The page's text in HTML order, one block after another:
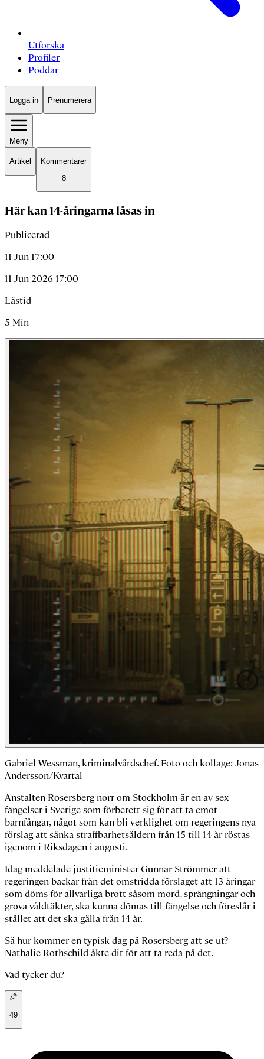
Utforska
Profiler
Poddar
Logga in Prenumerera
Meny
Artikel
Kommentarer
8
Här kan 14-åringarna låsas in
Publicerad
11 Jun 17:00
11 Jun 2026 17:00
Lästid
5 Min
Gabriel Wessman, kriminalvårdschef. Foto och kollage: Jonas
Andersson/Kvartal
Anstalten Rosersberg norr om Stockholm är en av sex
fängelser i Sverige som förberett sig för att ta emot
barnfångar, något som kan bli verklighet om regeringens nya
förslag att sänka straffbarhetsåldern från 15 till 14 år röstas
igenom i Riksdagen i augusti.
Idag meddelade justitieminister Gunnar Strömmer att
regeringen backar från det omstridda förslaget att 13-åringar
som döms för allvarliga brott såsom mord, sprängningar och
grova våldtäkter, ska kunna dömas till fängelse och föreslår i
stället att det ska gälla från 14 år.
Så hur kommer en typisk dag på Rosersberg att se ut?
Nathalie Rothschild åkte dit för att ta reda på det.
Vad tycker du?
49